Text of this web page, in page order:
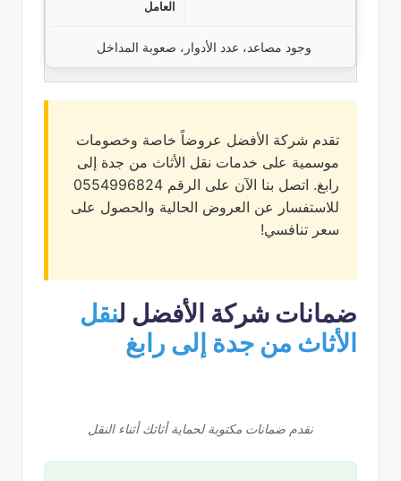
وجود مصاعد، عدد الأدوار، صعوبة المداخل
تقدم شركة الأفضل عروضاً خاصة وخصومات
موسمية على خدمات نقل الأثاث من جدة إلى
رابغ. اتصل بنا الآن على الرقم 0554996824
للاستفسار عن العروض الحالية والحصول على
سعر تنافسي!
ضمانات شركة الأفضل لنقل
الأثاث من جدة إلى رابغ
نقدم ضمانات مكتوبة لحماية أثاثك أثناء النقل